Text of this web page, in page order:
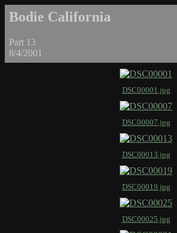
Bodie California
Part 13
8/4/2001
DSC00001.jpg
DSC00007.jpg
DSC00013.jpg
DSC00019.jpg
DSC00025.jpg